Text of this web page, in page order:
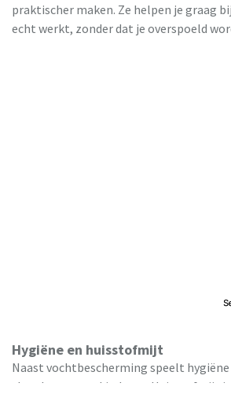
praktischer maken. Ze helpen je graag
echt werkt, zonder dat je overspoeld
Hygiëne en huisstofmijt
Naast vochtbescherming speelt
slaapkamer van kinderen. Huisstofmijt is